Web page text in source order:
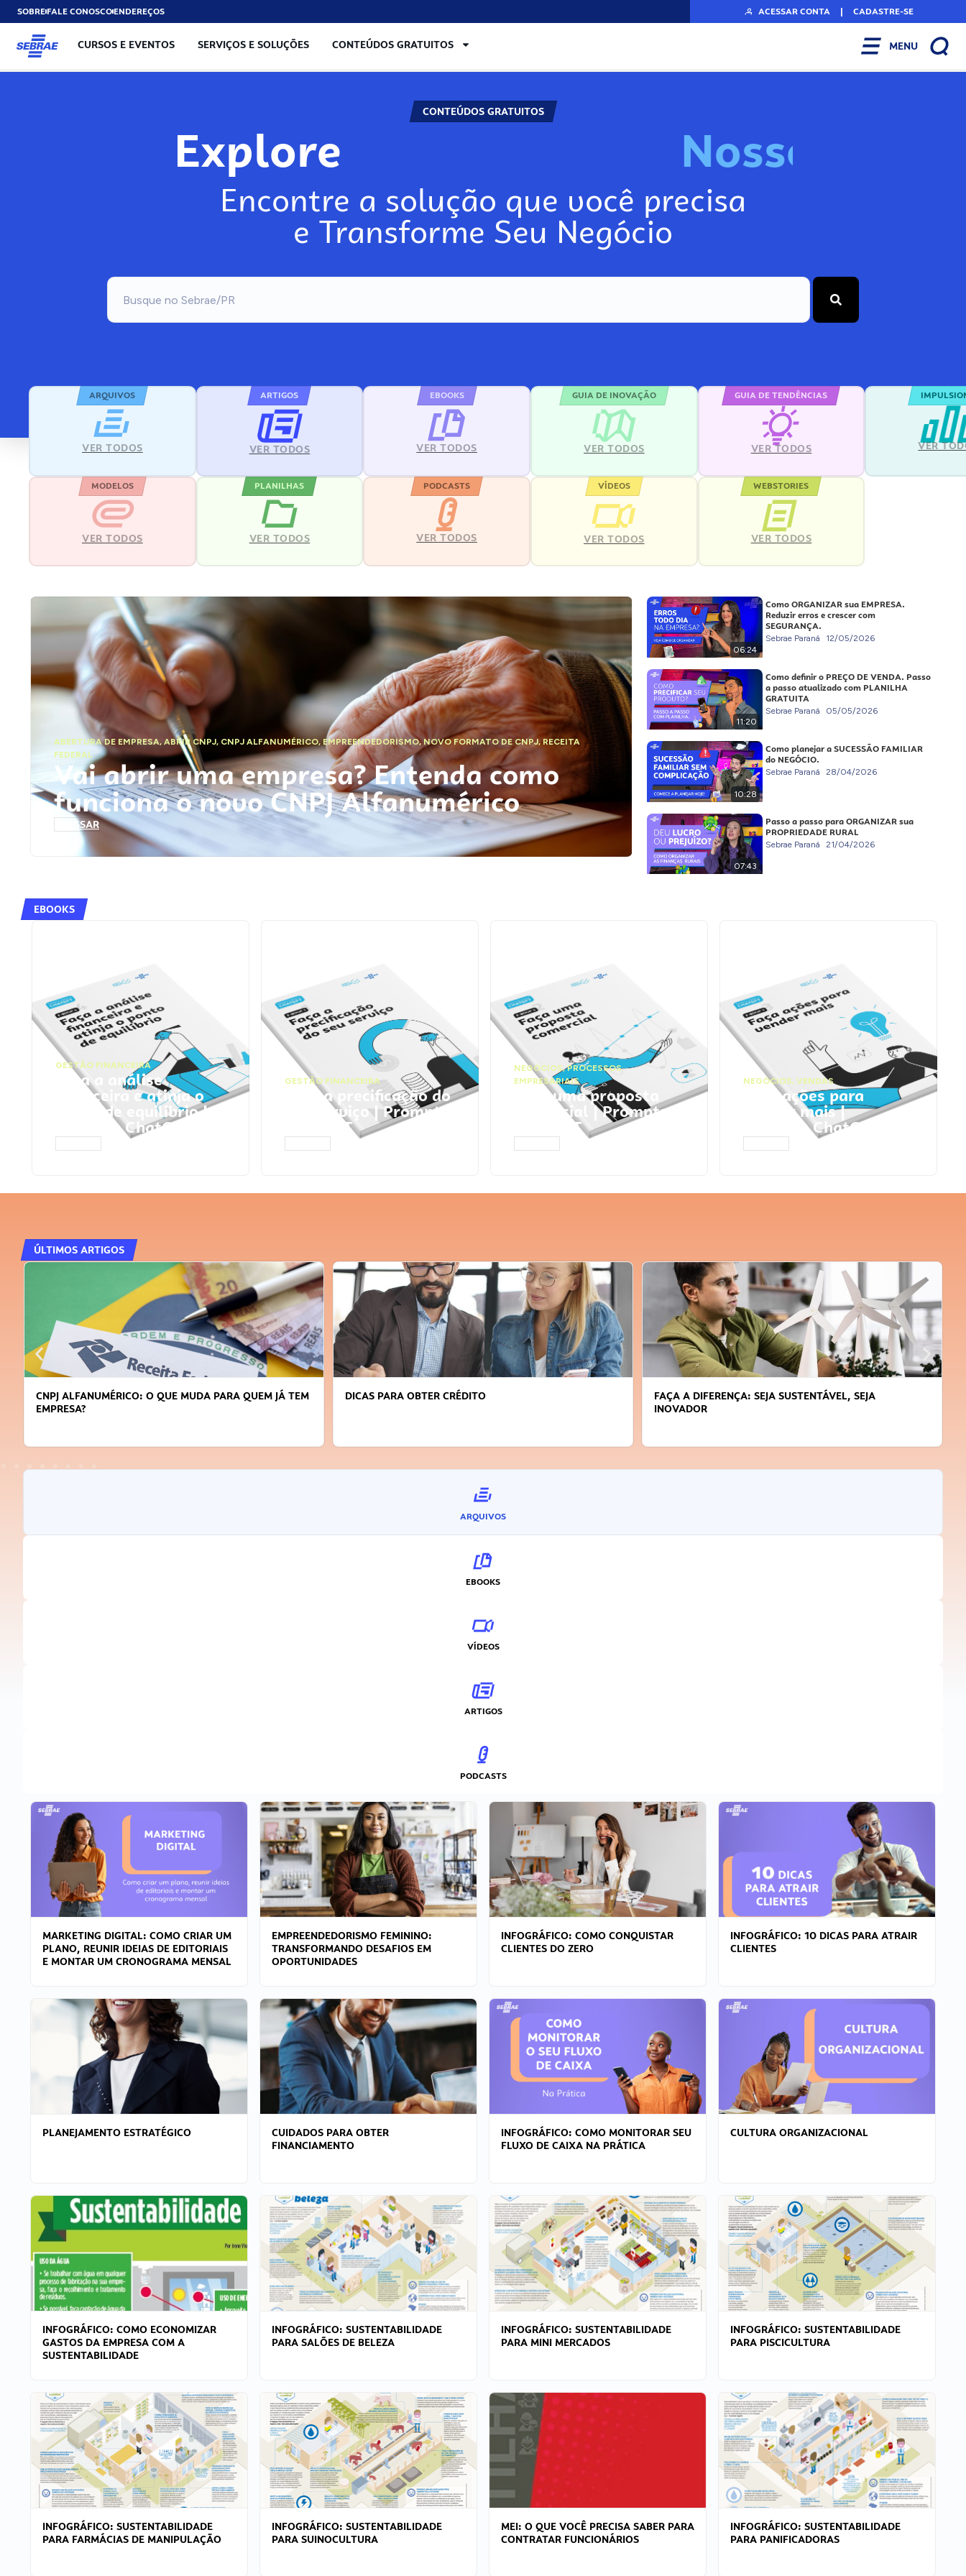
SOBREFALE CONOSCOENDEREÇOS ACESSAR CONTA | CADASTRE-SE
CURSOS E EVENTOS SERVIÇOS E SOLUÇÕES CONTEÚDOS GRATUITOS MENU
CONTEÚDOS GRATUITOS
Explore Nosso
Encontre a solução que você precisa
e Transforme Seu Negócio
ARQUIVOS
VER TODOS
ARTIGOS
VER TODOS
EBOOKS
VER TODOS
GUIA DE INOVAÇÃO
VER TODOS
GUIA DE TENDÊNCIAS
VER TODOS VER
MODELOS
VER TODOS
PLANILHAS
VER TODOS
PODCASTS
VER TODOS
VÍDEOS
VER TODOS
WEBSTORIES
VER TODOS
ABERTURA DE EMPRESA,ABRIR CNPJ, CNPJ ALFANUMÉRICO, EMPREENDEDORISMO,NOVO FORMATO DE CNPJ,RECEITA
FEDERAL
Vai abrir uma empresa? Entenda como
funciona o novo CNPJ Alfanumérico
ACESSAR
06:24
Como ORGANIZAR sua EMPRESA.
Reduzir erros e crescer com
SEGURANÇA.
Sebrae Paraná 12/05/2026
11:20
Como definir o PREÇO DE VENDA. Passo
a passo atualizado com PLANILHA
GRATUITA
Sebrae Paraná 05/05/2026
10:28
Como planejar a SUCESSÃO FAMILIAR
do NEGÓCIO.
Sebrae Paraná 28/04/2026
07:43
Passo a passo para ORGANIZAR sua
PROPRIEDADE RURAL
Sebrae Paraná 21/04/2026
EBOOKS
GESTÃO FINANCEIRA
Faça a análise
financeira e atinja o
ponto de equilíbrio |
Prompts ChatGPT
GESTÃO FINANCEIRA
Faça a precificação do
seu serviço | Prompts
ChatGPT
NEGÓCIOS,PROCESSOS
EMPRESARIAIS
Faça uma proposta
comercial | Prompts
ChatGPT
NEGÓCIOS, VENDAS
Faça ações para
vender mais |
Prompts ChatGPT
ÚLTIMOS ARTIGOS
CNPJ ALFANUMÉRICO: O QUE MUDA PARA QUEM JÁ TEM
EMPRESA?
DICAS PARA OBTER CRÉDITO
FAÇA A DIFERENÇA: SEJA SUSTENTÁVEL, SEJA
INOVADOR
ARQUIVOS
EBOOKS
VÍDEOS
ARTIGOS
PODCASTS
MARKETING DIGITAL: COMO CRIAR UM
PLANO, REUNIR IDEIAS DE EDITORIAIS
E MONTAR UM CRONOGRAMA MENSAL
EMPREENDEDORISMO FEMININO:
TRANSFORMANDO DESAFIOS EM
OPORTUNIDADES
INFOGRÁFICO: COMO CONQUISTAR
CLIENTES DO ZERO
INFOGRÁFICO: 10 DICAS PARA ATRAIR
CLIENTES
PLANEJAMENTO ESTRATÉGICO
CUIDADOS PARA OBTER
FINANCIAMENTO
INFOGRÁFICO: COMO MONITORAR SEU
FLUXO DE CAIXA NA PRÁTICA
CULTURA ORGANIZACIONAL
INFOGRÁFICO: COMO ECONOMIZAR
GASTOS DA EMPRESA COM A
SUSTENTABILIDADE
INFOGRÁFICO: SUSTENTABILIDADE
PARA SALÕES DE BELEZA
INFOGRÁFICO: SUSTENTABILIDADE
PARA MINI MERCADOS
INFOGRÁFICO: SUSTENTABILIDADE
PARA PISCICULTURA
INFOGRÁFICO: SUSTENTABILIDADE
PARA FARMÁCIAS DE MANIPULAÇÃO
INFOGRÁFICO: SUSTENTABILIDADE
PARA SUINOCULTURA
MEI: O QUE VOCÊ PRECISA SABER PARA
CONTRATAR FUNCIONÁRIOS
INFOGRÁFICO: SUSTENTABILIDADE
PARA PANIFICADORAS